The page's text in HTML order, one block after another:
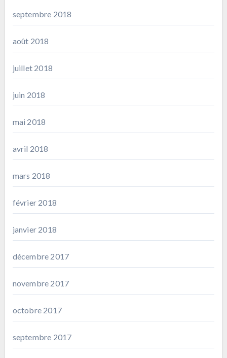
septembre 2018
août 2018
juillet 2018
juin 2018
mai 2018
avril 2018
mars 2018
février 2018
janvier 2018
décembre 2017
novembre 2017
octobre 2017
septembre 2017